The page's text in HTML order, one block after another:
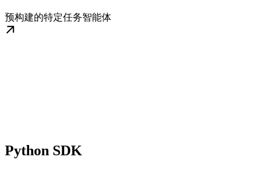
预构建的特定任务智能体
Python SDK